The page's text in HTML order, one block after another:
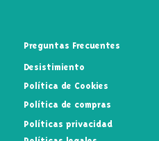
Preguntas Frecuentes
Desistimiento
Política de Cookies
Política de compras
Políticas privacidad